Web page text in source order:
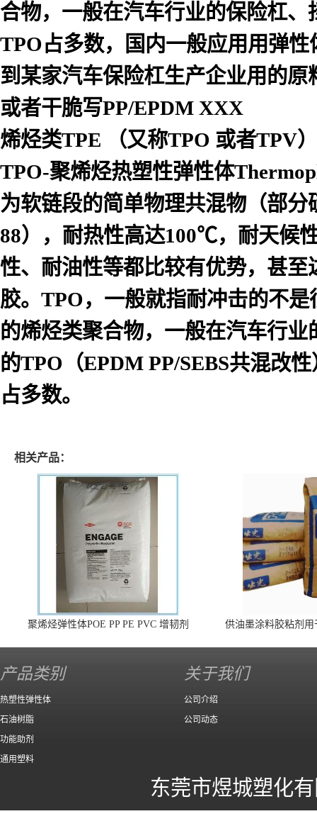
合物，一般在汽车行业的保险杠
TPO占多数，国内一般应用用弹
到某家汽车保险杠生产企业用的
或者干脆写PP/EPDM XXX
烯烃类TPE （又称TPO 或者TPV）
TPO-聚烯烃热塑性弹性体
为软链段的简单物理共混物（部
88），耐热性高达100℃，耐天候
性、耐油性等都比较有优势，甚
胶。TPO，一般就指耐冲击的不
的烯烃类聚合物，一般在汽车行
的TPO（EPDM PP/SEBS共混改
占多数。
相关产品：
聚烯烃弹性体POE PP PE PVC 增韧剂
供油墨涂料胶粘剂
产品类别
热塑性弹性体
石油树脂
功能助剂
通用塑料
关于我们
公司介绍
公司动态
东莞市煜城塑化